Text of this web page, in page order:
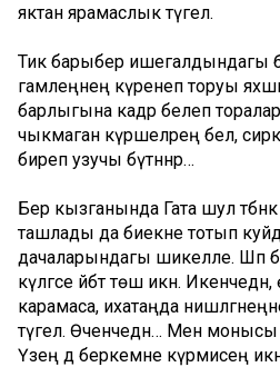
яктан ярамаслык түгел.
Тик барыбер ишегалдындагы
гамәлеңнең күренеп торуы
барлыгына кадәр белеп
чыкмаган күршеләрең белә,
биреп узучы бүтәннәр…
Бер кызганында Гата шул
ташлады да биекне тотып
дачаларындагы шикелле. Шәп
күләгәсе әйбәт төшә икән.
карамаса, ихатаңда
түгел. Өченчедән… Менә монысы аз
Үзең дә беркемне күрмисең